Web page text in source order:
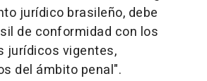
jurídico brasileño, debe
de conformidad con los
jurídicos vigentes,
del ámbito penal".